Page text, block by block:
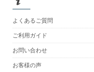
よくあるご質問
ご利用ガイド
お問い合わせ
お客様の声